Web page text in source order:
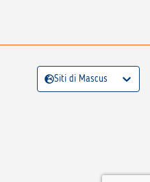
Siti di Mascus